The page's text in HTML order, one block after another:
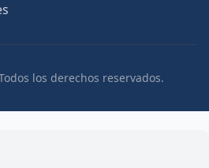
los derechos reservados.